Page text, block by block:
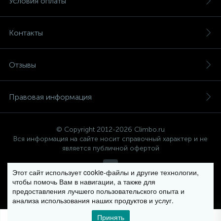
0
давления в гидроаккумуляторе и состояние
соединений. Рекомендуем проводить профилактику 1-
Как быстро осуществляется доставка в
Сроки доставки зависят от выбранной модели и
вашего адреса. В большинстве случаев доставка
Почему выбирают нас?
Широкий ассортимент проверенных моделей.
Профессиональная консультация по выбору.
Быстрая доставка и гарантия на оборудование.
Поддержка на всех этапах эксплуатации.
Контакты
Отзывы
Правовая информация
© Copyright 2012-2026 Climbo.ru
Вся информация на сайте носит справочный характер и не
является публичной офертой
Политика компании в отношении обработки персональных
данных
Этот сайт использует cookie-файлы и другие технологии,
чтобы помочь Вам в навигации, а также для
предоставления лучшего пользовательского опыта и
анализа использования наших продуктов и услуг.
Принять